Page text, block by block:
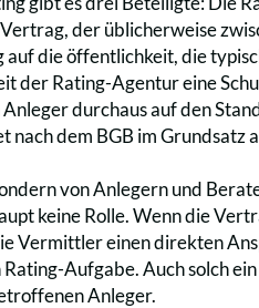
der üblicherweise
die öffentlichkeit, die
der Rating-Agentur eine
durchaus auf den
nach dem BGB im Grundsatz
von Anlegern und
keine Rolle. Wenn die
Vermittler einen direkten
Aufgabe. Auch solch ein
Anleger.